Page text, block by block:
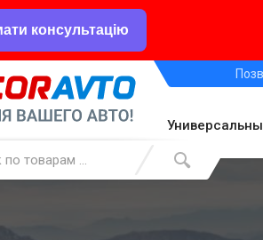
консультацію